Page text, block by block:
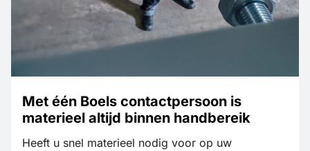
Met één Boels contactpersoon is
materieel altijd binnen handbereik
Heeft u snel materieel nodig voor op uw